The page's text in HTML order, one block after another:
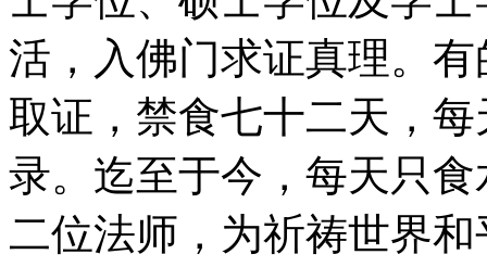
活，入佛门求证真理。
取证，禁食七十二天，
录。迄至于今，每天只
二位法师，为祈祷世界